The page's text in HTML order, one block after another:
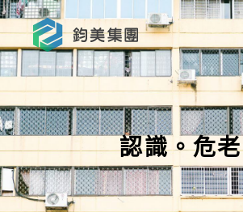
認識。危老